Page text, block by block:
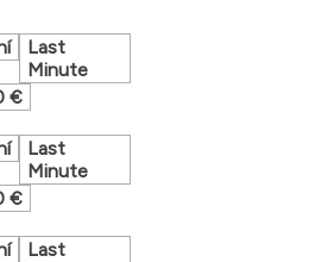
Last
Minute
€
Last
Minute
€
Last